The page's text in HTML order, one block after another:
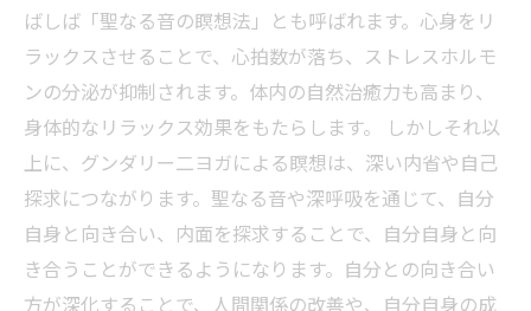
ばしば「聖なる音の瞑想法」とも呼ばれます。心身をリ
ラックスさせることで、心拍数が落ち、ストレスホルモ
ンの分泌が抑制されます。体内の自然治癒力も高まり、
身体的なリラックス効果をもたらします。 しかしそれ以
上に、グンダリー二ヨガによる瞑想は、深い内省や自己
探求につながります。聖なる音や深呼吸を通じて、自分
自身と向き合い、内面を探求することで、自分自身と向
き合うことができるようになります。自分との向き合い
方が深化することで、人間関係の改善や、自分自身の成